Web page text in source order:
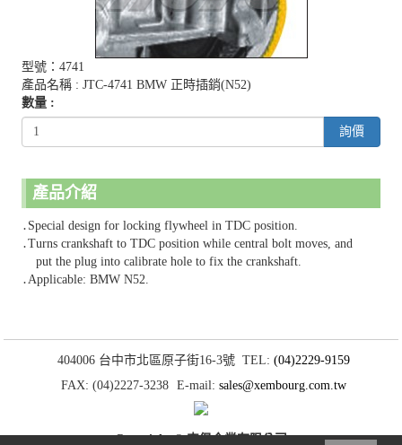
型號：4741
產品名稱 : JTC-4741 BMW 正時插銷(N52)
數量 :
詢價
產品介紹
․Special design for locking flywheel in TDC position.
․Turns crankshaft to TDC position while central bolt moves, and
put the plug into calibrate hole to fix the crankshaft.
․Applicable: BMW N52.
404006 台中市北區原子街16-3號 TEL: (04)2229-9159
FAX: (04)2227-3238 E-mail: sales@xembourg.com.tw
Copyright © 森堡企業有限公司